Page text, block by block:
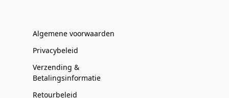
Algemene voorwaarden
Privacybeleid
Verzending &
Betalingsinformatie
Retourbeleid